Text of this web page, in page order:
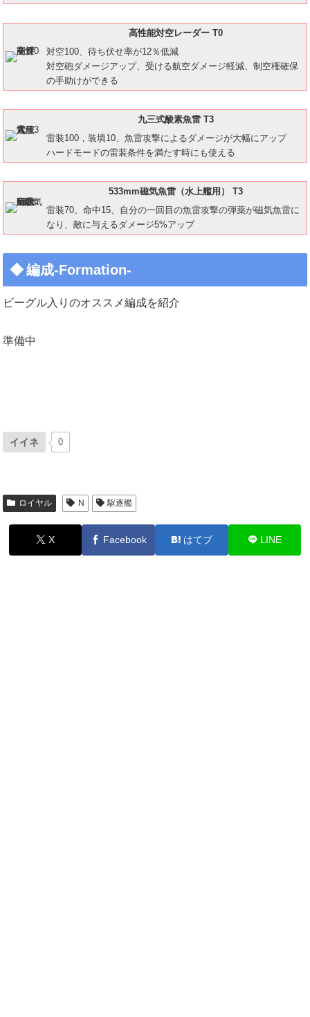
高性能対空レーダー T0
対空100、待ち伏せ率が12％低減
対空砲ダメージアップ、受ける航空ダメージ軽減、制空権確保
の手助けができる
九三式酸素魚雷 T3
雷装100，装填10、魚雷攻撃によるダメージが大幅にアップ
ハードモードの雷装条件を満たす時にも使える
533mm磁気魚雷（水上艦用） T3
雷装70、命中15、自分の一回目の魚雷攻撃の弾薬が磁気魚雷に
なり、敵に与えるダメージ5%アップ
編成-Formation-
ビーグル入りのオススメ編成を紹介
準備中
イイネ 0
ロイヤル N 駆逐艦
X Facebook はてブ LINE